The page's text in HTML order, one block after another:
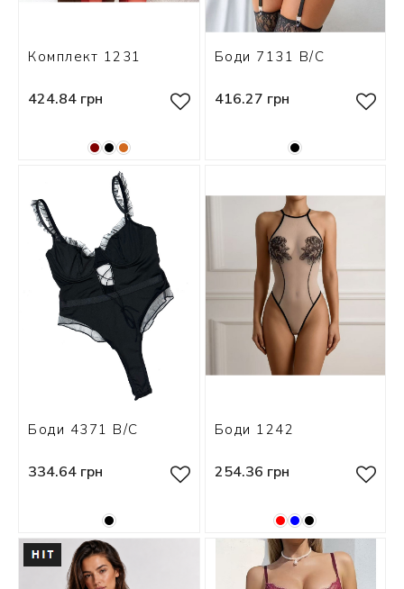
Комплект 1231
424.84 грн
Боди 7131 В/С
416.27 грн
Боди 4371 В/С
334.64 грн
Боди 1242
254.36 грн